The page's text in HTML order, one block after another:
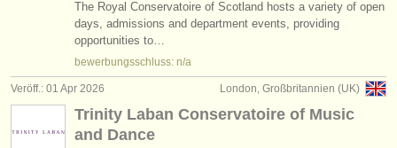
The Royal Conservatoire of Scotland hosts a variety of open
days, admissions and department events, providing
opportunities to…
bewerbungsschluss: n/a
London, Großbritannien (UK)
Veröff.: 01 Apr 2026
Trinity Laban Conservatoire of Music
and Dance